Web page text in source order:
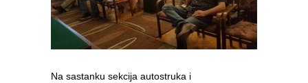
Na sastanku sekcija autostruka i